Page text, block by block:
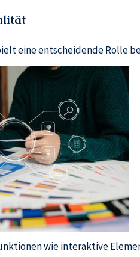
eine entscheidende Rolle
wie interaktive